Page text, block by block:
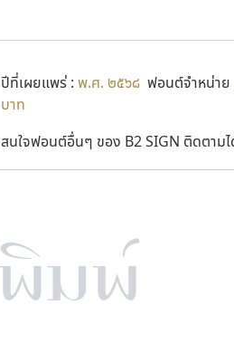
ปีที่เผยแพร่ : พ.ศ. ๒๕๖๘ ฟอนต์จำหน่าย
บาท
สนใจฟอนต์อื่นๆ ของ B2 SIGN ติดตาม